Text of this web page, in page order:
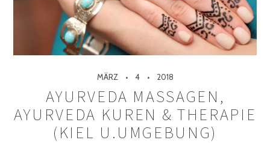
MÄRZ 4 2018
AYURVEDA MASSAGEN,
AYURVEDA KUREN & THERAPIE
(KIEL U.UMGEBUNG)